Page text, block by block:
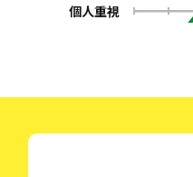
個人重視